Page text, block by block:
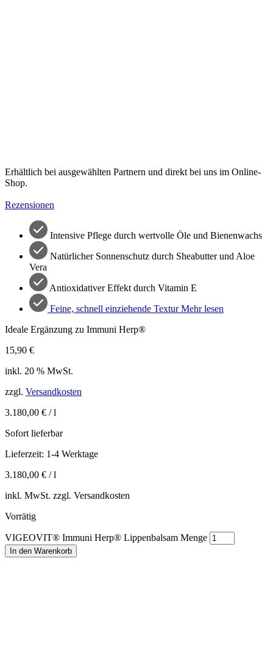
Erhältlich bei ausgewählten Partnern und direkt bei uns im Online-
Shop.
Rezensionen
Intensive Pflege durch wertvolle Öle und Bienenwachs
Natürlicher Sonnenschutz durch Sheabutter und Aloe
Vera
Antioxidativer Effekt durch Vitamin E
Feine, schnell einziehende TexturMehr lesen
Ideale Ergänzung zu Immuni Herp®
15,90 €
inkl. 20 % MwSt.
zzgl. Versandkosten
3.180,00 € /l
Sofort lieferbar
Lieferzeit: 1-4 Werktage
3.180,00 € /l
inkl. MwSt. zzgl. Versandkosten
Vorrätig
VIGEOVIT® Immuni Herp® Lippenbalsam Menge
In den Warenkorb